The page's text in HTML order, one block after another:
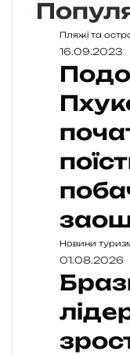
Пляжі та
16.09.2023
Новини
01.08.2026